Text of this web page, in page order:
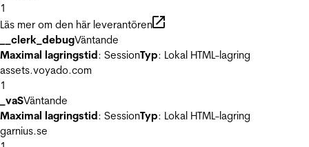
1
Läs mer om den här leverantören
__clerk_debugVäntande
Maximal lagringstid: SessionTyp: Lokal HTML-lagring
assets.voyado.com
1
_vaSVäntande
Maximal lagringstid: SessionTyp: Lokal HTML-lagring
garnius.se